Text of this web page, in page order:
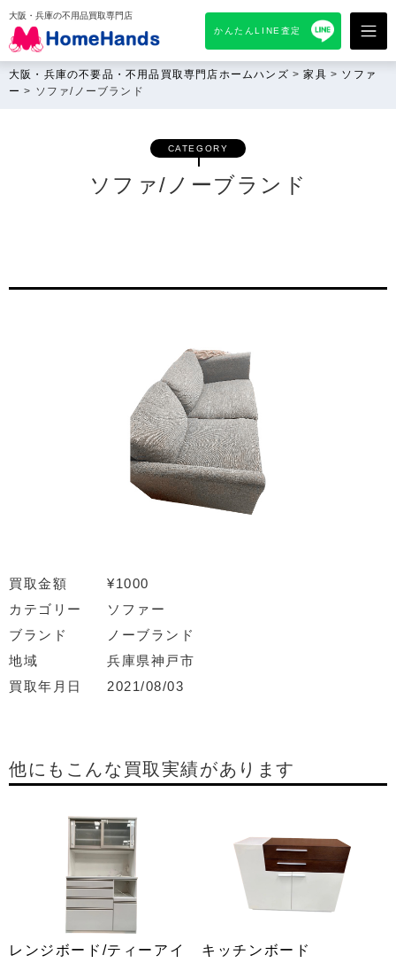
大阪・兵庫の不用品買取専門店
かんたんLINE査定
大阪・兵庫の不要品・不用品買取専門店ホームハンズ >家具 > ソファ
ー > ソファ/ノーブランド
CATEGORY
ソファ/ノーブランド
買取金額
¥1000
カテゴリー
ソファー
ブランド
ノーブランド
地域
兵庫県神戸市
買取年月日
2021/08/03
他にもこんな買取実績があります
レンジボード/ティーアイ
キッチンボード